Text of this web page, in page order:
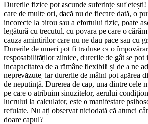
Durerile fizice pot ascunde suferințe sufletești!
care de multe ori, dacă nu de fiecare dată, o
incorecte la birou sau a efortului fizic, poate
legătură cu trecutul, cu povara pe care o
cauza amintirilor care nu ne dau pace sau cu
Durerile de umeri pot fi traduse ca o
resposabilităților zilnice, durerile de gât se pot
incapacitatea de a rămâne flexibili și de a ne
neprevăzute, iar durerile de mâini pot apărea
de neputință. Durerea de cap, una dintre cele
pe care o atribuim sinuzitelor, aerului
lucrului la calculator, este o manifestare
refulate. Nu ați observat niciodată că atunci
doare capul?